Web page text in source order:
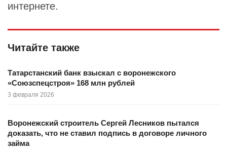
интернете.
Читайте также
Татарстанский банк взыскал с воронежского
«Союзспецстроя» 168 млн рублей
3 февраля 2026
Воронежский строитель Сергей Лесников пытался
доказать, что не ставил подпись в договоре личного
займа